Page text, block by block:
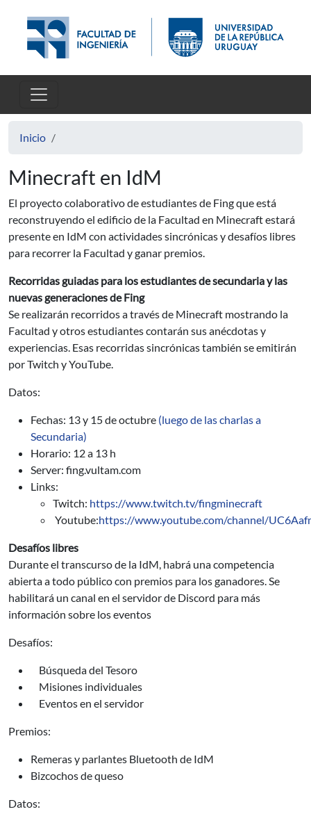
Inicio
Minecraft en IdM
El proyecto colaborativo de estudiantes de Fing que está
reconstruyendo el edificio de la Facultad en Minecraft estará
presente en IdM con actividades sincrónicas y desafíos libres
para recorrer la Facultad y ganar premios.
Recorridas guiadas para los estudiantes de secundaria y las
nuevas generaciones de Fing
Se realizarán recorridos a través de Minecraft mostrando la
Facultad y otros estudiantes contarán sus anécdotas y
experiencias. Esas recorridas sincrónicas también se emitirán
por Twitch y YouTube.
Datos:
Fechas: 13 y 15 de octubre (luego de las charlas a
Secundaria)
Horario: 12 a 13 h
Server: fing.vultam.com
Links:
Twitch: https://www.twitch.tv/fingminecraft
Youtube:https://www.youtube.com/channel/
Desafíos libres
Durante el transcurso de la IdM, habrá una competencia
abierta a todo público con premios para los ganadores. Se
habilitará un canal en el servidor de Discord para más
información sobre los eventos
Desafíos:
Búsqueda del Tesoro
Misiones individuales
Eventos en el servidor
Premios:
Remeras y parlantes Bluetooth de IdM
Bizcochos de queso
Datos: